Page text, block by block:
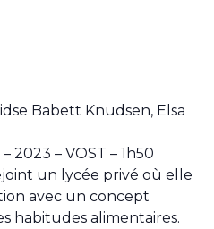
Babett Knudsen, Elsa
2023 – VOST – 1h50
un lycée privé où elle
avec un concept
habitudes alimentaires.